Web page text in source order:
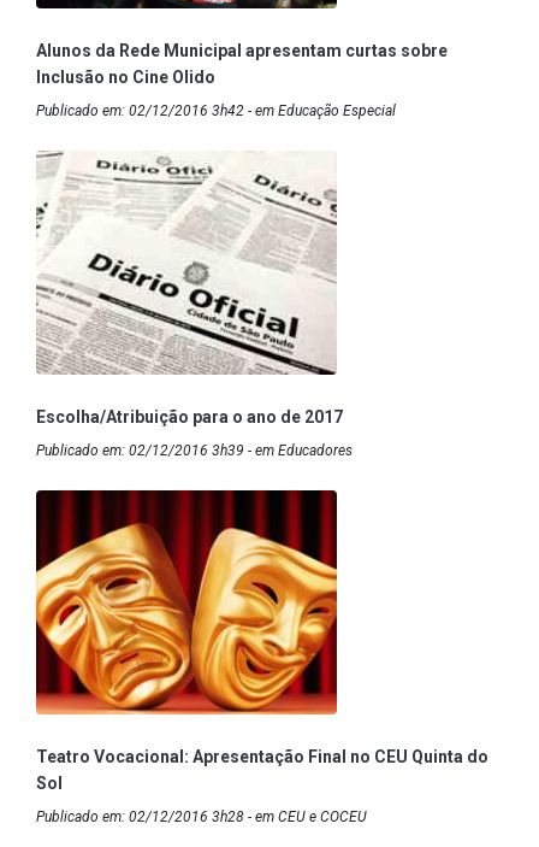
Alunos da Rede Municipal apresentam curtas sobre
Inclusão no Cine Olido
Publicado em: 02/12/2016 3h42 - em Educação Especial
Escolha/Atribuição para o ano de 2017
Publicado em: 02/12/2016 3h39 - em Educadores
Teatro Vocacional: Apresentação Final no CEU Quinta do
Sol
Publicado em: 02/12/2016 3h28 - em CEU e COCEU